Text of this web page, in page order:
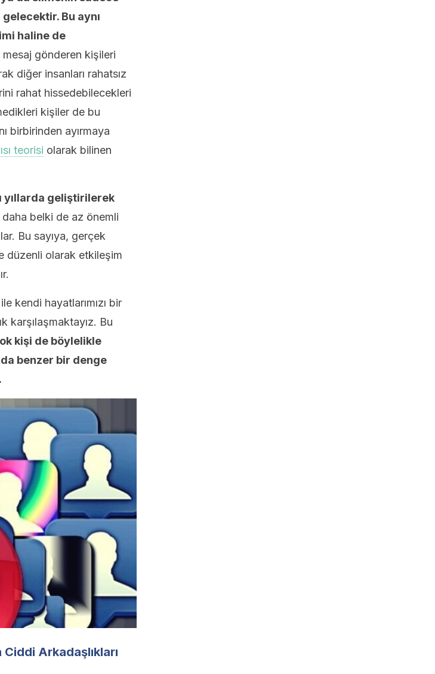
Bu aynı
haline de
gönderen kişileri
diğer insanları rahatsız
rahat hissedebilecekleri
kişiler de bu
birbirinden ayırmaya
teorisi olarak bilinen
yıllarda geliştirilerek
belki de az önemli
Bu sayıya, gerçek
düzenli olarak etkileşim
kendi hayatlarımızı bir
karşılaşmaktayız. Bu
kişi de böylelikle
benzer bir denge
Arkadaşlıkları